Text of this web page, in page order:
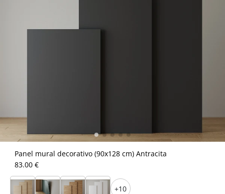
Panel mural decorativo (90x128 cm) Antracita
83.00 €
+10